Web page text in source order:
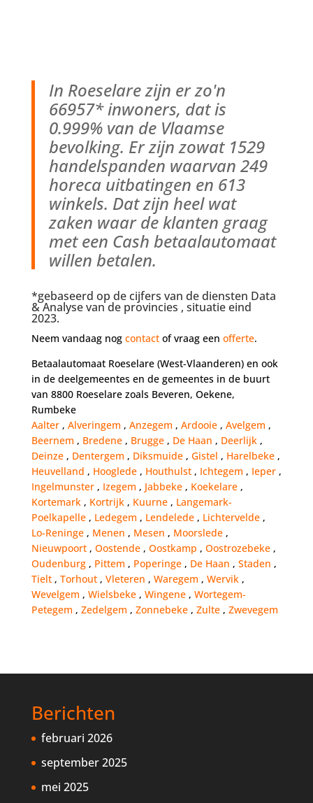
In Roeselare zijn er zo'n
66957* inwoners, dat is
0.999% van de Vlaamse
bevolking. Er zijn zowat 1529
handelspanden waarvan 249
horeca uitbatingen en 613
winkels. Dat zijn heel wat
zaken waar de klanten graag
met een Cash betaalautomaat
willen betalen.
*gebaseerd op de cijfers van de diensten Data
& Analyse van de provincies , situatie eind
2023.
Neem vandaag nog contactof vraag een offerte.
Betaalautomaat Roeselare (West-Vlaanderen) en ook
in de deelgemeentes en de gemeentes in de buurt
van 8800 Roeselare zoals Beveren, Oekene,
Rumbeke
Aalter , Alveringem , Anzegem , Ardooie , Avelgem ,
Beernem , Bredene , Brugge , De Haan , Deerlijk ,
Deinze , Dentergem , Diksmuide , Gistel , Harelbeke ,
Heuvelland , Hooglede , Houthulst , Ichtegem , Ieper ,
Ingelmunster , Izegem , Jabbeke , Koekelare ,
Kortemark , Kortrijk , Kuurne , Langemark-
Poelkapelle , Ledegem , Lendelede , Lichtervelde ,
Lo-Reninge , Menen , Mesen , Moorslede ,
Nieuwpoort , Oostende , Oostkamp , Oostrozebeke ,
Oudenburg , Pittem , Poperinge , De Haan , Staden ,
Tielt , Torhout , Vleteren , Waregem , Wervik ,
Wevelgem , Wielsbeke , Wingene , Wortegem-
Petegem , Zedelgem , Zonnebeke , Zulte , Zwevegem
Berichten
februari 2026
september 2025
mei 2025